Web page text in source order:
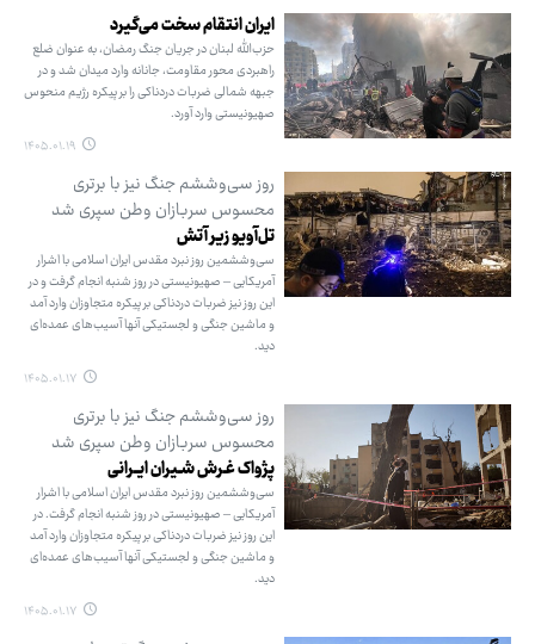
ایران انتقام سخت می‌گیرد
حزب‌الله لبنان در جریان جنگ رمضان، به عنوان ضلع
راهبردی محور مقاومت، جانانه وارد میدان شد و در
جبهه شمالی ضربات دردناکی را بر پیکره رژیم منحوس
صهیونیستی وارد آورد.
۱۴۰۵.۰۱.۱۹
روز سی‌وششم جنگ نیز با برتری
محسوس سربازان وطن سپری شد
تل‌آویو زیر آتش
سی‌وششمین روز نبرد مقدس ایران اسلامی با اشرار
آمریکایی – صهیونیستی در روز شنبه انجام گرفت و در
این روز نیز ضربات دردناکی بر پیکره متجاوزان وارد آمد
و ماشین جنگی و لجستیکی آنها آسیب‌های عمده‌ای
دید.
۱۴۰۵.۰۱.۱۷
روز سی‌وششم جنگ نیز با برتری
محسوس سربازان وطن سپری شد
پژواک غـرش شـیران ایــرانی
سی‌وششمین روز نبرد مقدس ایران اسلامی با اشرار
آمریکایی – صهیونیستی در روز شنبه انجام گرفت. در
این روز نیز ضربات دردناکی بر پیکره متجاوزان وارد آمد
و ماشین جنگی و لجستیکی آنها آسیب‌های عمده‌ای
دید.
۱۴۰۵.۰۱.۱۷